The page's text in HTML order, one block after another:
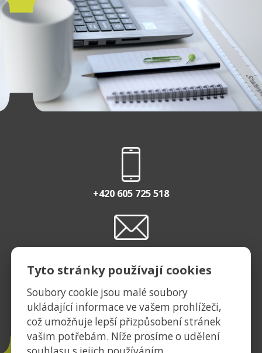
+420 605 725 518
EASTBURGERCZ
Tyto stránky používají cookies
Soubory cookie jsou malé soubory
ukládající informace ve vašem prohlížeči,
což umožňuje lepší přizpůsobení stránek
vašim potřebám. Níže prosíme o udělení